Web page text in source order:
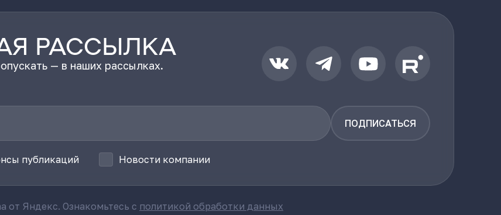
РАССЫЛКА
— в наших рассылках.
ПОДПИСАТЬСЯ
публикаций Новости компании
от Яндекс. Ознакомьтесь с политикой обработки данных